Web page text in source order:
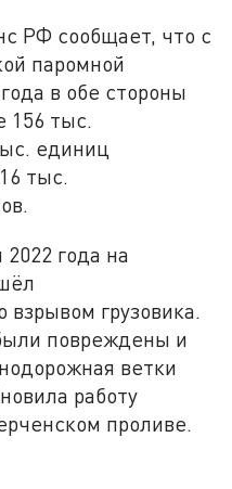
РФ сообщает, что с
паромной
в обе стороны
156 тыс.
единиц
тыс.
года на
грузовика.
повреждены и
ветки
работу
проливе.